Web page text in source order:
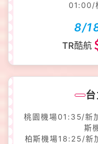
01:00/
8/
TR酷航
桃園機場01:35/新
斯
柏斯機場18:25/新